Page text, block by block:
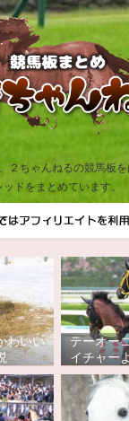
２ちゃんねるの競馬板
ッドをまとめています。
わいい
テーオー
イチャー